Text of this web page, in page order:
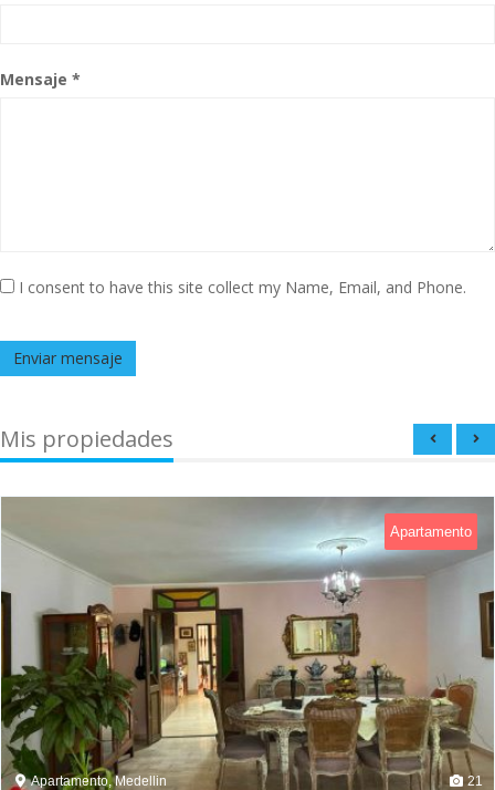
Mensaje *
I consent to have this site collect my Name, Email, and Phone.
Enviar mensaje
Mis propiedades
Apartamento
Apartamento, Medellin 21